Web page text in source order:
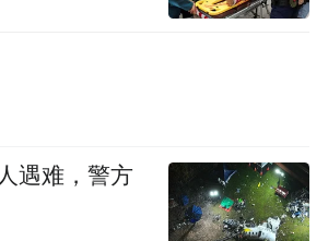
域垂直风切变较弱，高低空
，有利于台风保持紧密的“暖
遇难，警方